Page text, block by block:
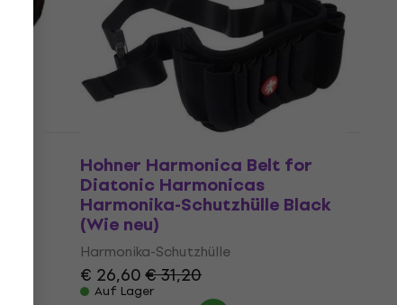
Harmonika-Schutzhülle
€ 24,30
Auf Lager
Hohner Harmonica Belt for
Diatonic Harmonicas
Harmonika-Schutzhülle Black
(Wie neu)
Harmonika-Schutzhülle
€ 26,60€ 31,20
Auf Lager